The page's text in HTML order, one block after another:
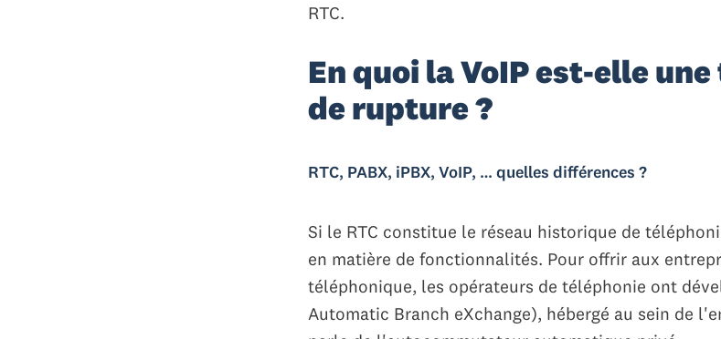
RTC.
En quoi la VoIP est-elle
de rupture ?
RTC, PABX, iPBX, VoIP, … quelles différences ?
Si le RTC constitue le réseau historique de
en matière de fonctionnalités. Pour offrir aux
téléphonique, les opérateurs de téléphonie ont
Automatic Branch eXchange), hébergé au sein de